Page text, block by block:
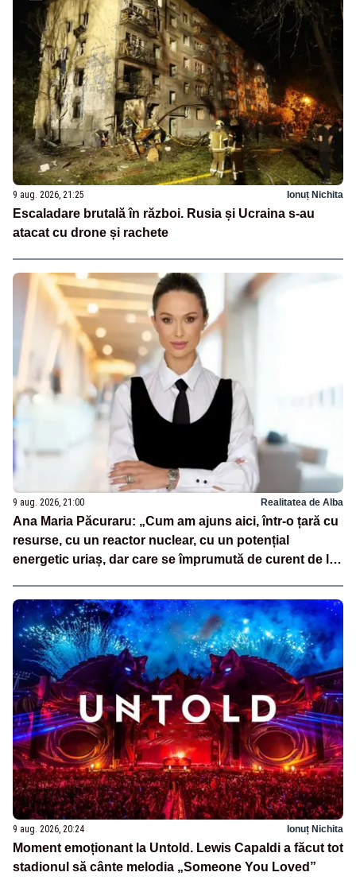
9 aug. 2026, 21:25 Ionuț Nichita
Escaladare brutală în război. Rusia și Ucraina s-au
atacat cu drone și rachete
9 aug. 2026, 21:00 Realitatea de Alba
Ana Maria Păcuraru: „Cum am ajuns aici, într-o țară cu
resurse, cu un reactor nuclear, cu un potențial
energetic uriaș, dar care se împrumută de curent de la
9 aug. 2026, 20:24 Ionuț Nichita
Moment emoționant la Untold. Lewis Capaldi a făcut tot
stadionul să cânte melodia „Someone You Loved”